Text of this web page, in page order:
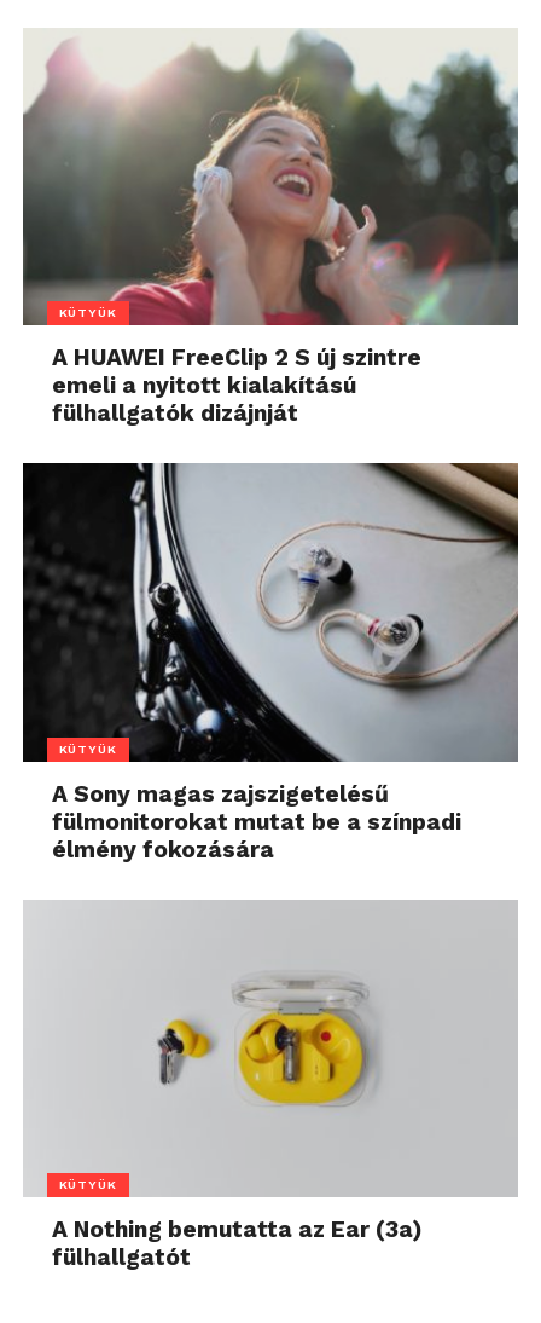
KÜTYÜK
A HUAWEI FreeClip 2 S új szintre
emeli a nyitott kialakítású
fülhallgatók dizájnját
KÜTYÜK
A Sony magas zajszigetelésű
fülmonitorokat mutat be a színpadi
élmény fokozására
KÜTYÜK
A Nothing bemutatta az Ear (3a)
fülhallgatót